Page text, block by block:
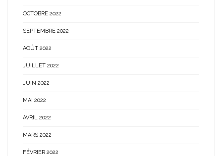
OCTOBRE 2022
SEPTEMBRE 2022
AOÛT 2022
JUILLET 2022
JUIN 2022
MAI 2022
AVRIL 2022
MARS 2022
FÉVRIER 2022